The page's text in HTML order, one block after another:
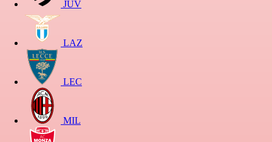
JUV
LAZ
LEC
MIL